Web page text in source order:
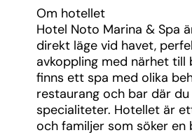
Om hotellet
Hotel Noto Marina & Spa
direkt läge vid havet,
avkoppling med närhet
finns ett spa med olika
restaurang och bar där
specialiteter. Hotellet är
och familjer som söker en